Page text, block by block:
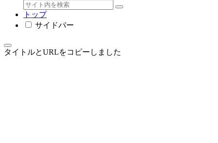
トップ
サイドバー
タイトルとURLをコピーしました